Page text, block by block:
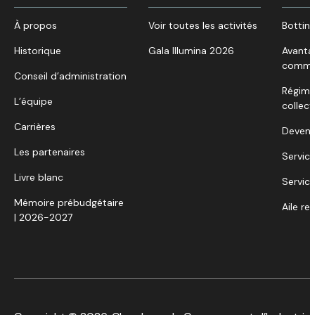
À propos
Historique
Conseil d’administration
L’équipe
Carrières
Les partenaires
Livre blanc
Mémoire prébudgétaire
| 2026-2027
Voir toutes les activités
Gala Illumina 2026
Aile